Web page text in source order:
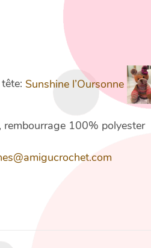
Sunshine l’Oursonne
100% polyester